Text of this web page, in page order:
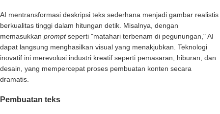
AI mentransformasi deskripsi teks sederhana menjadi gambar realistis
berkualitas tinggi dalam hitungan detik. Misalnya, dengan
memasukkan promptseperti "matahari terbenam di pegunungan," AI
dapat langsung menghasilkan visual yang menakjubkan. Teknologi
inovatif ini merevolusi industri kreatif seperti pemasaran, hiburan, dan
desain, yang mempercepat proses pembuatan konten secara
dramatis.
Pembuatan teks